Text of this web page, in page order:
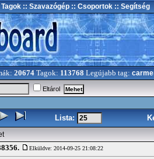
Tagok :: Szavazógép :: Csoportok :: Segítség
20674 Tagok: 113768 Legújabb tag:
Eltárol
Lista:
Elküldve: 2014-09-25 21:08:22